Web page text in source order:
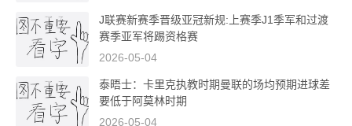
J联赛新赛季晋级亚冠新规:上赛季J1季军和过渡
赛季亚军将踢资格赛
2026-05-04
泰晤士：卡里克执教时期曼联的场均预期进球差
要低于阿莫林时期
2026-05-04